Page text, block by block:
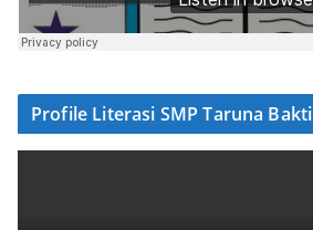
Profile Literasi SMP Taruna Bakti